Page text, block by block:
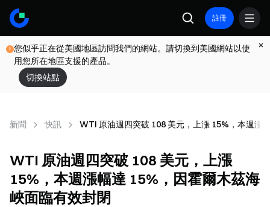
註冊
您似乎正在從美國地區訪問我們的網站。請切換到美國網站以使
用您所在地區支援的產品。
切換站點
新聞 快訊 WTI 原油週四突破 108 美元，上漲 15%，本週漲
WTI 原油週四突破 108 美元，上漲
15%，本週漲幅達 15%，因霍爾木茲海
峽面臨有效封閉